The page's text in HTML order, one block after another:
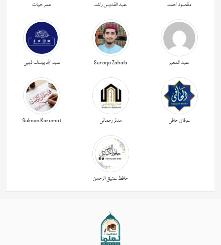
مقصود احمد عبد القدوس راشد عمر حیات
عبد المعیز Suraqa Zohaib عبد اللہ یوسف ذہبی
عرفان حافی مدثر رحمانی Salman Karamat
حافظ عتیق الرحمن